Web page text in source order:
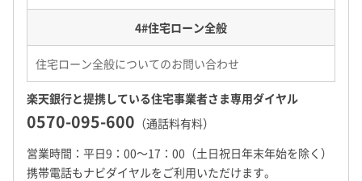
4#住宅ローン全般
住宅ローン全般についてのお問い合わせ
楽天銀行と提携している住宅事業者さま専用ダイヤル
0570-095-600 （通話料有料）
営業時間：平日9：00～17：00（土日祝日年末年始を除く）
携帯電話もナビダイヤルをご利用いただけます。